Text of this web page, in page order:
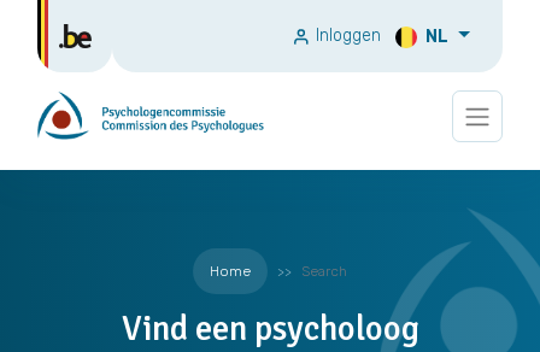
Inloggen NL
Home Search
Vind een psycholoog